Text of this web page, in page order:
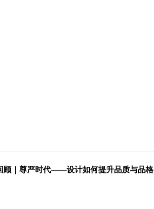
顾｜尊严时代——设计如何提升品质与品格